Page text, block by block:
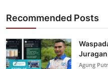
Recommended Posts
Juragan
Agung